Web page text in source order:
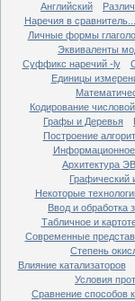
Английский
Наречия в сравнитель...
Личные формы
Эквиваленты
Суффикс наречий -ly
Единицы
Кодирование
Графы и Деревья
Построение
Архитектура
Графический
Некоторые
Ввод и обработка
Табличное и
Современные
Степень
Влияние катализаторов
Условия
Сравнение способов